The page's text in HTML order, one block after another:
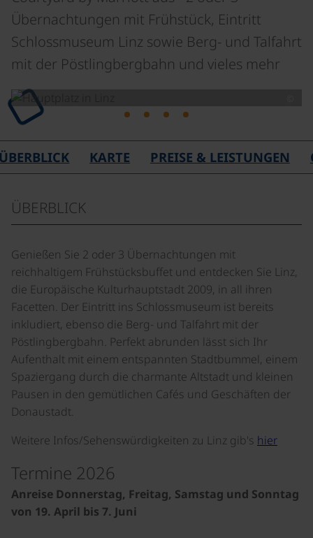
Übernachtungen mit Frühstück, Eintritt
Schlossmuseum Linz sowie Berg- und Talfahrt
mit der Pöstlingbergbahn und vieles mehr
KARTE PREISE & LEISTUNGEN
ÜBERBLICK
Genießen Sie 2 oder 3 Übernachtungen mit
reichhaltigem Frühstücksbuffet und entdecken Sie Linz,
die Europäische Kulturhauptstadt 2009, in all ihren
Facetten. Der Eintritt ins Schlossmuseum ist bereits
inkludiert, ebenso die Berg- und Talfahrt mit der
Pöstlingbergbahn. Perfekt abrunden lässt sich Ihr
Aufenthalt mit einem entspannten Stadtbummel, einem
Spaziergang durch die charmante Altstadt und kleinen
Pausen in den gemütlichen Cafés und Geschäften der
Donaustadt.
Weitere Infos/Sehenswürdigkeiten zu Linz gib's hier
Termine 2026
Anreise Donnerstag, Freitag, Samstag und Sonntag
von 19. April bis 7. Juni